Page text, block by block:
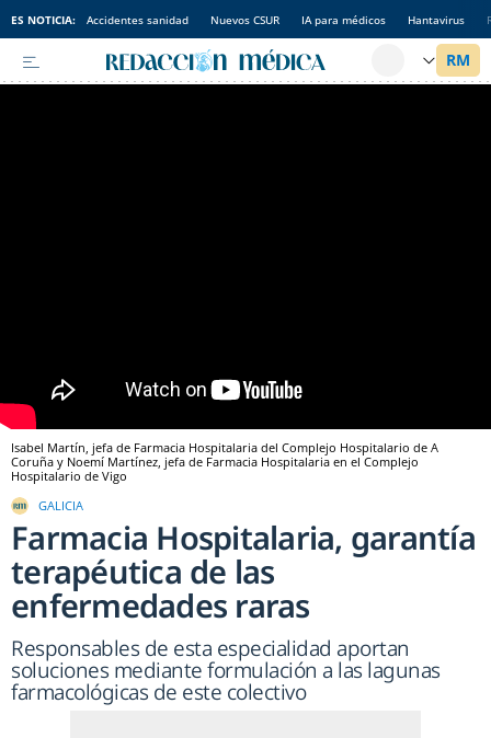
ES NOTICIA: Accidentes sanidad Nuevos CSUR IA para médicos Hantavirus
Isabel Martín, jefa de Farmacia Hospitalaria del Complejo Hospitalario de A
Coruña y Noemí Martínez, jefa de Farmacia Hospitalaria en el Complejo
Hospitalario de Vigo
GALICIA
Farmacia Hospitalaria, garantía
terapéutica de las
enfermedades raras
Responsables de esta especialidad aportan
soluciones mediante formulación a las lagunas
farmacológicas de este colectivo